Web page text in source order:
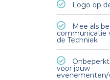
Logo op
Mee als
communicatie
de Techniek
voor jouw
evenementen/